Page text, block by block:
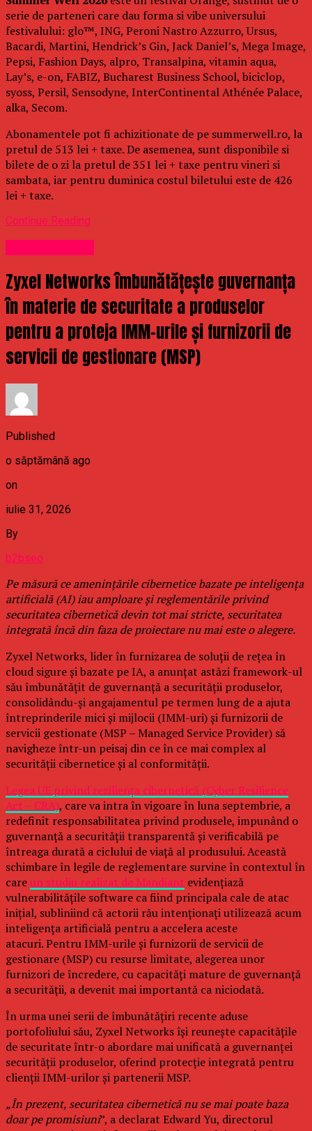
serie de parteneri care dau forma si vibe universului
festivalului: glo™, ING, Peroni Nastro Azzurro, Ursus,
Bacardi, Martini, Hendrick’s Gin, Jack Daniel’s, Mega Image,
Pepsi, Fashion Days, alpro, Transalpina, vitamin aqua,
Lay’s, e-on, FABIZ, Bucharest Business School, biciclop,
syoss, Persil, Sensodyne, InterContinental Athénée Palace,
alka, Secom.
Abonamentele pot fi achizitionate de pe summerwell.ro, la
pretul de 513 lei + taxe. De asemenea, sunt disponibile si
bilete de o zi la pretul de 351 lei + taxe pentru vineri si
sambata, iar pentru duminica costul biletului este de 426
lei + taxe.
Continue Reading
Zyxel Networks îmbunătățește guvernanța
în materie de securitate a produselor
pentru a proteja IMM-urile și furnizorii de
servicii de gestionare (MSP)
Published
o săptămână ago
on
iulie 31, 2026
By
b2bseo
Pe măsură ce amenințările cibernetice bazate pe inteligența
artificială (AI) iau amploare și reglementările privind
securitatea cibernetică devin tot mai stricte, securitatea
integrată încă din faza de proiectare nu mai este o alegere.
Zyxel Networks, lider în furnizarea de soluții de rețea în
cloud sigure și bazate pe IA, a anunțat astăzi framework-ul
său îmbunătățit de guvernanță a securității produselor,
consolidându-și angajamentul pe termen lung de a ajuta
întreprinderile mici și mijlocii (IMM-uri) și furnizorii de
servicii gestionate (MSP – Managed Service Provider) să
navigheze într-un peisaj din ce în ce mai complex al
securității cibernetice și al conformității.
Legea UE privind reziliența cibernetică (Cyber Resilience
Act – CRA), care va intra în vigoare în luna septembrie, a
redefinit responsabilitatea privind produsele, impunând o
guvernanță a securității transparentă și verificabilă pe
întreaga durată a ciclului de viață al produsului. Această
schimbare în legile de reglementare survine în contextul în
careun studiu realizat de Mandiant evidențiază
vulnerabilitățile software ca fiind principala cale de atac
inițial, subliniind că actorii rău intenționați utilizează acum
inteligența artificială pentru a accelera aceste
atacuri. Pentru IMM-urile și furnizorii de servicii de
gestionare (MSP) cu resurse limitate, alegerea unor
furnizori de încredere, cu capacități mature de guvernanță
a securității, a devenit mai importantă ca niciodată.
În urma unei serii de îmbunătățiri recente aduse
portofoliului său, Zyxel Networks își reunește capacitățile
de securitate într-o abordare mai unificată a guvernanței
securității produselor, oferind protecție integrată pentru
clienții IMM-urilor și partenerii MSP.
„În prezent, securitatea cibernetică nu se mai poate baza
doar pe promisiuni”, a declarat Edward Yu, directorul